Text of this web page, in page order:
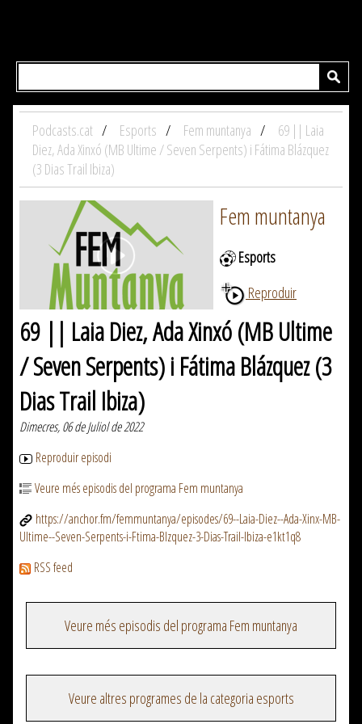
Podcasts.cat Esports Fem muntanya
69 || Laia
Diez, Ada Xinxó (MB Ultime / Seven Serpents) i Fátima Blázquez
(3 Dias Trail Ibiza)
Fem muntanya
Esports
Reproduir
69 || Laia Diez, Ada Xinxó (MB Ultime
/ Seven Serpents) i Fátima Blázquez (3
Dias Trail Ibiza)
Dimecres, 06 de Juliol de 2022
Reproduir episodi
Veure més episodis del programa Fem muntanya
https://anchor.fm/femmuntanya/episodes/69--Laia-Diez--Ada-Xinx-MB-
Ultime--Seven-Serpents-i-Ftima-Blzquez-3-Dias-Trail-Ibiza-e1kt1q8
RSS feed
Veure més episodis del programa Fem muntanya
Veure altres programes de la categoria esports